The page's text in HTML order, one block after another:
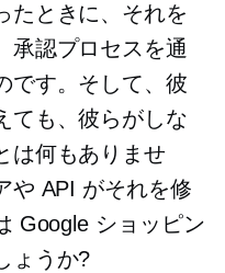
たときに、それを
承認プロセスを通
です。そして、彼
ても、彼らがしな
は何もありませ
や API がそれを修
Google ショッピン
ょうか?